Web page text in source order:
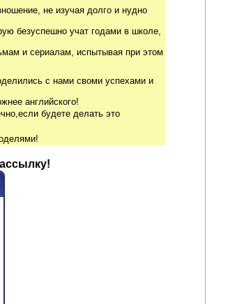
не изучая долго и нудно
безуспешно учат годами в школе,
и сериалам, испытывая при этом
с нами своми успехами и
английского!
будете делать это